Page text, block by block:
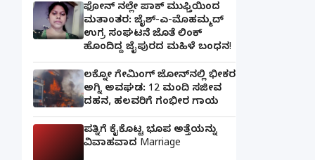
ಫೋನ್ ನಲ್ಲೇ ಪಾಕ್ ಮುಫ್ತಿಯಿಂದ
ಮತಾಂತರ: ಜೈಶ್-ಎ-ಮೊಹಮ್ಮದ್
ಉಗ್ರ ಸಂಘಟನೆ ಜೊತೆ ಲಿಂಕ್
ಹೊಂದಿದ್ದ ಜೈಪುರದ ಮಹಿಳೆ ಬಂಧನ!
ಲಕ್ನೋ ಗೇಮಿಂಗ್ ಜೋನ್‌ನಲ್ಲಿ ಭೀಕರ
ಅಗ್ನಿ ಅವಘಡ: 12 ಮಂದಿ ಸಜೀವ
ದಹನ, ಹಲವರಿಗೆ ಗಂಭೀರ ಗಾಯ
ಪತ್ನಿಗೆ ಕೈಕೊಟ್ಟ ಭೂಪ ಅತ್ತೆಯನ್ನು
ವಿವಾಹವಾದ Marriage